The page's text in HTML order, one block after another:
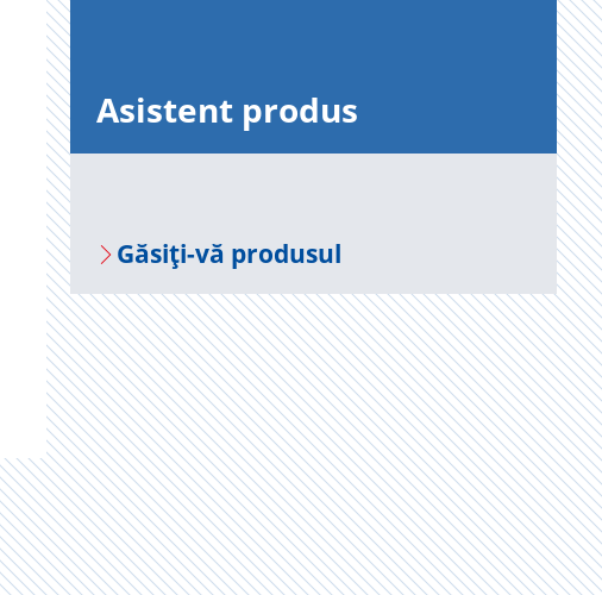
Asis­tent pro­dus
Gă­siți-vă pro­du­sul